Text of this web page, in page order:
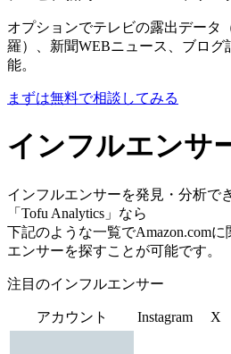
オプションでテレビの露出データ
羅）、新聞WEBニュース、ブログ
能。
まずは無料で相談してみる
インフルエンサ
インフルエンサーを発見・分析で
「Tofu Analytics」なら
下記のような一覧でAmazon.com
エンサーを探すことが可能です。
注目のインフルエンサー
アカウント Instagram X